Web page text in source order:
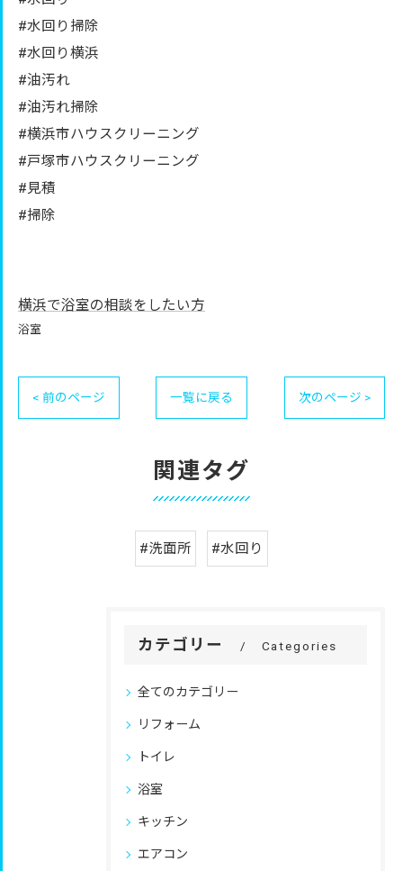
#水回り掃除
#水回り横浜
#油汚れ
#油汚れ掃除
#横浜市ハウスクリーニング
#戸塚市ハウスクリーニング
#見積
#掃除
横浜で浴室の相談をしたい方
浴室
< 前のページ 一覧に戻る 次のページ >
関連タグ
#洗面所 #水回り
カテゴリー Categories
全てのカテゴリー
リフォーム
トイレ
浴室
キッチン
エアコン